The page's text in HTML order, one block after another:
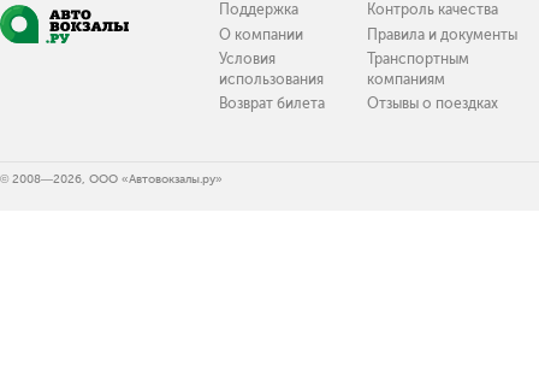
Поддержка
О компании
Условия
использования
Возврат билета
Контроль качества
Правила и документы
Транспортным
компаниям
Отзывы о поездках
© 2008—2026, ООО «Автовокзалы.ру»